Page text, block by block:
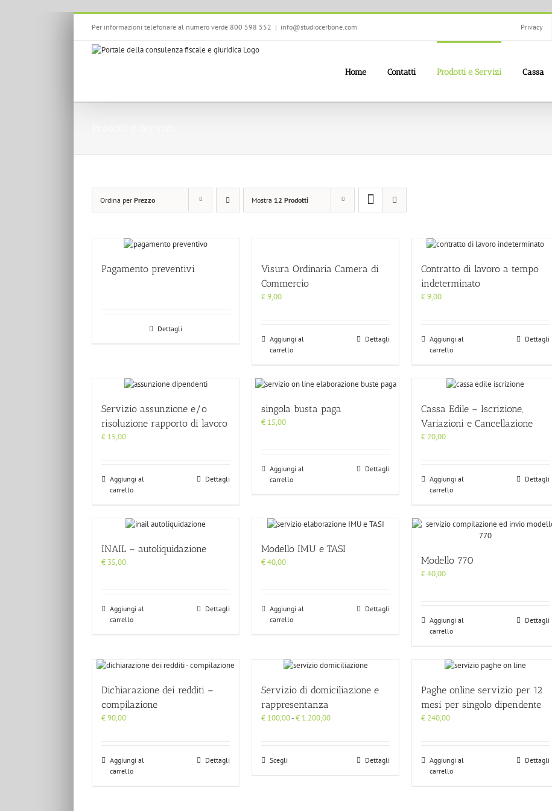
Per informazioni telefonare al numero verde 800 598 552 | info@studiocerbone.com Privacy
Home Contatti Prodotti e Servizi Cassa
Ordina per Prezzo Mostra 12 Prodotti
Pagamento preventivi
Dettagli
Visura Ordinaria Camera di
Commercio
€9,00
Aggiungi al
carrello
Dettagli
Contratto di lavoro a tempo
indeterminato
€9,00
Aggiungi al
carrello
Dettagli
Servizio assunzione e/o
risoluzione rapporto di lavoro
€ 15,00
Aggiungi al
carrello
Dettagli
singola busta paga
€ 15,00
Aggiungi al
carrello
Dettagli
Cassa Edile – Iscrizione,
Variazioni e Cancellazione
€ 20,00
Aggiungi al
carrello
Dettagli
INAIL – autoliquidazione
€ 35,00
Aggiungi al
carrello
Dettagli
Modello IMU e TASI
€40,00
Aggiungi al
carrello
Dettagli
Modello 770
€40,00
Aggiungi al
carrello
Dettagli
Dichiarazione dei redditi –
compilazione
€90,00
Aggiungi al
carrello
Dettagli
Servizio di domiciliazione e
rappresentanza
€ 100,00-€ 1.200,00Fascia
€ 100,00
Scegli Dettagli
Paghe online servizio per 12
mesi per singolo dipendente
€ 240,00
Aggiungi al
carrello
Dettagli